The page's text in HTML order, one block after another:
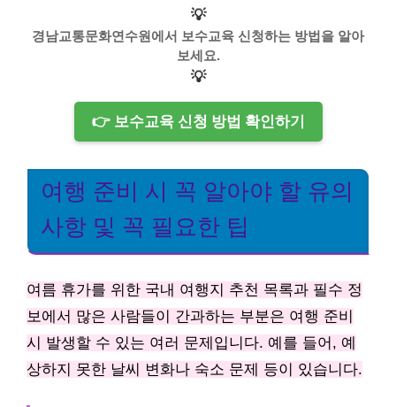
💡
경남교통문화연수원에서 보수교육 신청하는 방법을 알아
보세요.
💡
👉 보수교육 신청 방법 확인하기
여행 준비 시 꼭 알아야 할 유의
사항 및 꼭 필요한 팁
여름 휴가를 위한 국내 여행지 추천 목록과 필수 정
보에서 많은 사람들이 간과하는 부분은 여행 준비
시 발생할 수 있는 여러 문제입니다. 예를 들어, 예
상하지 못한 날씨 변화나 숙소 문제 등이 있습니다.